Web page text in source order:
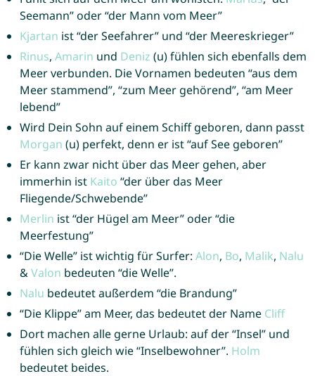
Seemann” oder “der Mann vom Meer”
Kjartan ist “der Seefahrer” und “der Meereskrieger”
Rinus, Amarin und Deniz (u) fühlen sich ebenfalls dem
Meer verbunden. Die Vornamen bedeuten “aus dem
Meer stammend”, “zum Meer gehörend”, “am Meer
lebend”
Wird Dein Sohn auf einem Schiff geboren, dann passt
Morgan (u) perfekt, denn er ist “auf See geboren”
Er kann zwar nicht über das Meer gehen, aber
immerhin ist Kaito “der über das Meer
Fliegende/Schwebende”
Merlin ist “der Hügel am Meer” oder “die
Meerfestung”
“Die Welle” ist wichtig für Surfer: Alon, Bo, Malik, Nalu
&Valon bedeuten “die Welle”.
Nalu bedeutet außerdem “die Brandung”
“Die Klippe” am Meer, das bedeutet der Name Cliff
Dort machen alle gerne Urlaub: auf der “Insel” und
fühlen sich gleich wie “Inselbewohner”. Holm
bedeutet beides.